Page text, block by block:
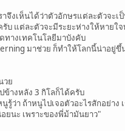
จึงเห็นได้ว่าตัวอักษรแต่ละตัวจะเ
บ แต่ละตัวจะมีระยะห่างให้หายใ
ทางเทคโนโลยีมาบังคับ
มาช่วย ก็ทำให้โลกนี้น่าอยู่ขึ้
วย
างหลัง 3 กิโลก็ได้ครับ
รู้ว่า ถ้าหนูไปเจอตัวอะไรสักอย่าง
ยนะ เพราะของพี่ม้ามันยาว"